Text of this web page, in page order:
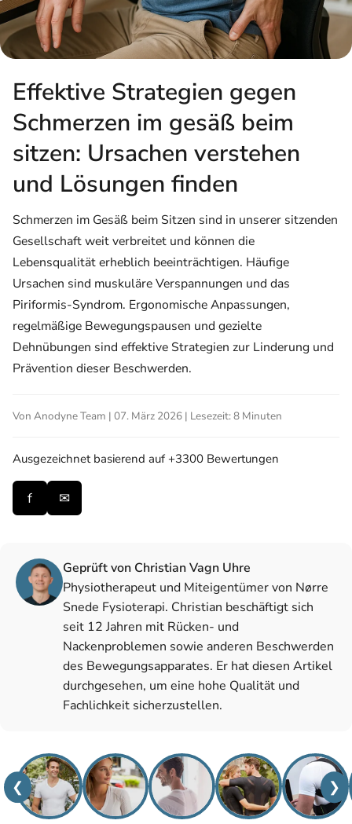
Effektive Strategien gegen
Schmerzen im gesäß beim
sitzen: Ursachen verstehen
und Lösungen finden
Schmerzen im Gesäß beim Sitzen sind in unserer sitzenden
Gesellschaft weit verbreitet und können die
Lebensqualität erheblich beeinträchtigen. Häufige
Ursachen sind muskuläre Verspannungen und das
Piriformis-Syndrom. Ergonomische Anpassungen,
regelmäßige Bewegungspausen und gezielte
Dehnübungen sind effektive Strategien zur Linderung und
Prävention dieser Beschwerden.
Von Anodyne Team | 07. März 2026 | Lesezeit: 8 Minuten
Ausgezeichnet basierend auf +3300 Bewertungen
f ✉
Geprüft von Christian Vagn Uhre
Physiotherapeut und Miteigentümer von Nørre
Snede Fysioterapi. Christian beschäftigt sich
seit 12 Jahren mit Rücken- und
Nackenproblemen sowie anderen Beschwerden
des Bewegungsapparates. Er hat diesen Artikel
durchgesehen, um eine hohe Qualität und
Fachlichkeit sicherzustellen.
❮ ❯